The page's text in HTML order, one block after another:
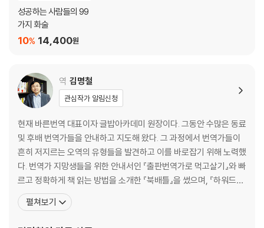
가지 효과｜마법의 한마디｜계약 이후에 찾아오는 진정한 승리｜골칫덩
어리 상품을 보물로｜연락을 지속하라｜배운 것을 잊지 마라｜다른 사람
의 도움을 활용하는 방법｜나의 가장 큰 경쟁자｜내 연극의 핵심은 진실
｜내 인생의 가장 큰 스릴
제4부_ 당신에게도 ‘최고의 하루’는 있다
세일즈란 주고받는 것이다｜현명한 투자는 보다 큰 가치로 나타난다｜남
들과 다른 식으로 일하는 걸 두려워 말라｜마지막이란 없다｜누구든 나처
럼 할 수 있다｜당신이 맞이할 최고의 하루
성공하는 사람들의 99
가지 화술
14,400원
10%
역 김명철
관심작가 알림신청
현재 바른번역 대표이자 글밥아카데미 원장이다. 그동안 수많은 동료
및 후배 번역가들을 안내하고 지도해 왔다. 그 과정에서 번역가들이
흔히 저지르는 오역의 유형들을 발견하고 이를 바로잡기 위해 노력했
다. 번역가 지망생들을 위한 안내서인 『출판번역가로 먹고살기』와 빠
르고 정확하게 책 읽는 방법을 소개한 『북배틀』을 썼으며, 『하워드의
선물』, 『파는 것이 인간이다』, 『위대한 기업은 다 어디로 갔을까』, 『오
헨리 단편선』, 『새로운 미래가 온다』, 『정의란 무엇인가』 등 100권에
펼쳐보기